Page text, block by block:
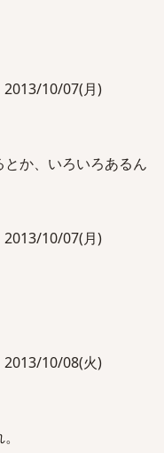
2013/10/07(月)
か、いろいろあるん
2013/10/07(月)
2013/10/08(火)